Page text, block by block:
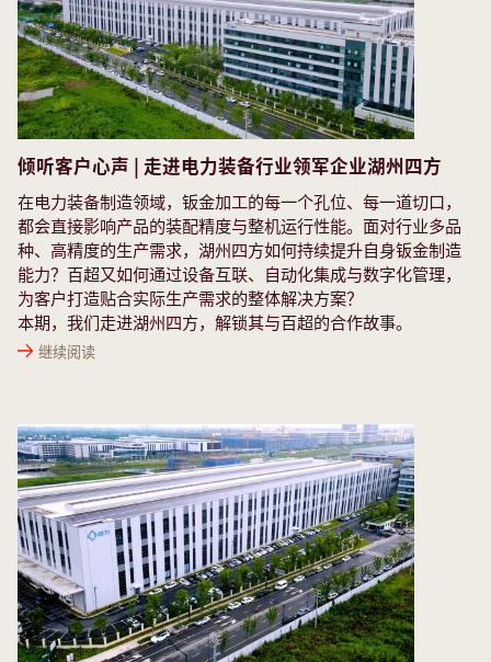
倾听客户心声 | 走进电力装备行业领军企业湖州四方
在电力装备制造领域，钣金加工的每一个孔位、每一道切口，
都会直接影响产品的装配精度与整机运行性能。面对行业多品
种、高精度的生产需求，湖州四方如何持续提升自身钣金制造
能力？百超又如何通过设备互联、自动化集成与数字化管理，
为客户打造贴合实际生产需求的整体解决方案？
本期，我们走进湖州四方，解锁其与百超的合作故事。
继续阅读